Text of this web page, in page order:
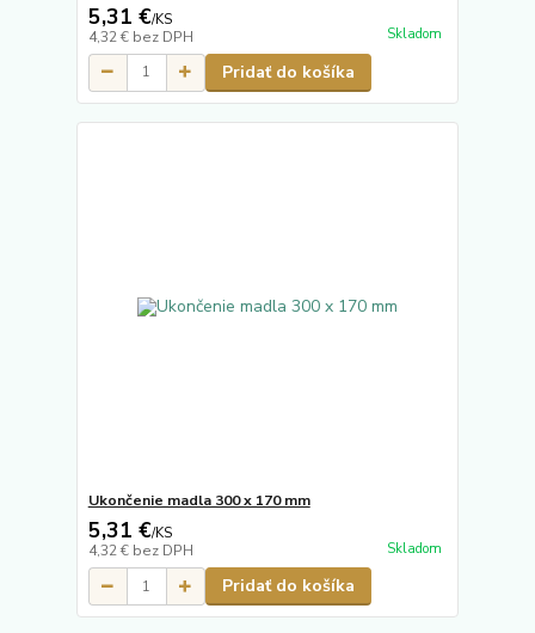
5,31 €/KS
4,32 € bez DPH Skladom
Pridať do košíka
Ukončenie madla 300 x 170 mm
5,31 €/KS
4,32 € bez DPH Skladom
Pridať do košíka